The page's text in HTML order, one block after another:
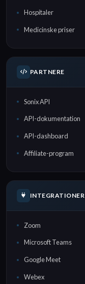
Hospitaler
Medicinske priser
PARTNERE
Sonix API
API-dokumentation
API-dashboard
Affiliate-program
INTEGRATIONER
Zoom
Microsoft Teams
Google Meet
Webex